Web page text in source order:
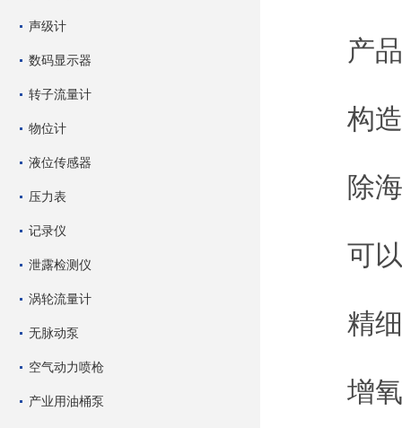
声级计
数码显示器
转子流量计
物位计
液位传感器
压力表
记录仪
泄露检测仪
涡轮流量计
无脉动泵
空气动力喷枪
产业用油桶泵
产品
构造
除海
可以
精细
增氧